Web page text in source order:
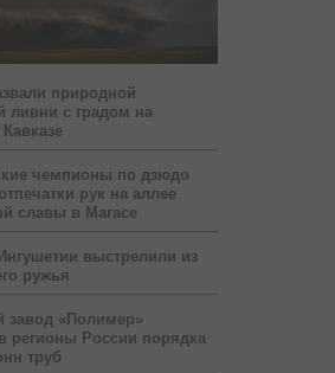
природной
ливни с градом на
чемпионы по дзюдо
рук на аллее
славы в Магасе
выстрелили из
ружья
завод «Полимер»
регионы России порядка
труб